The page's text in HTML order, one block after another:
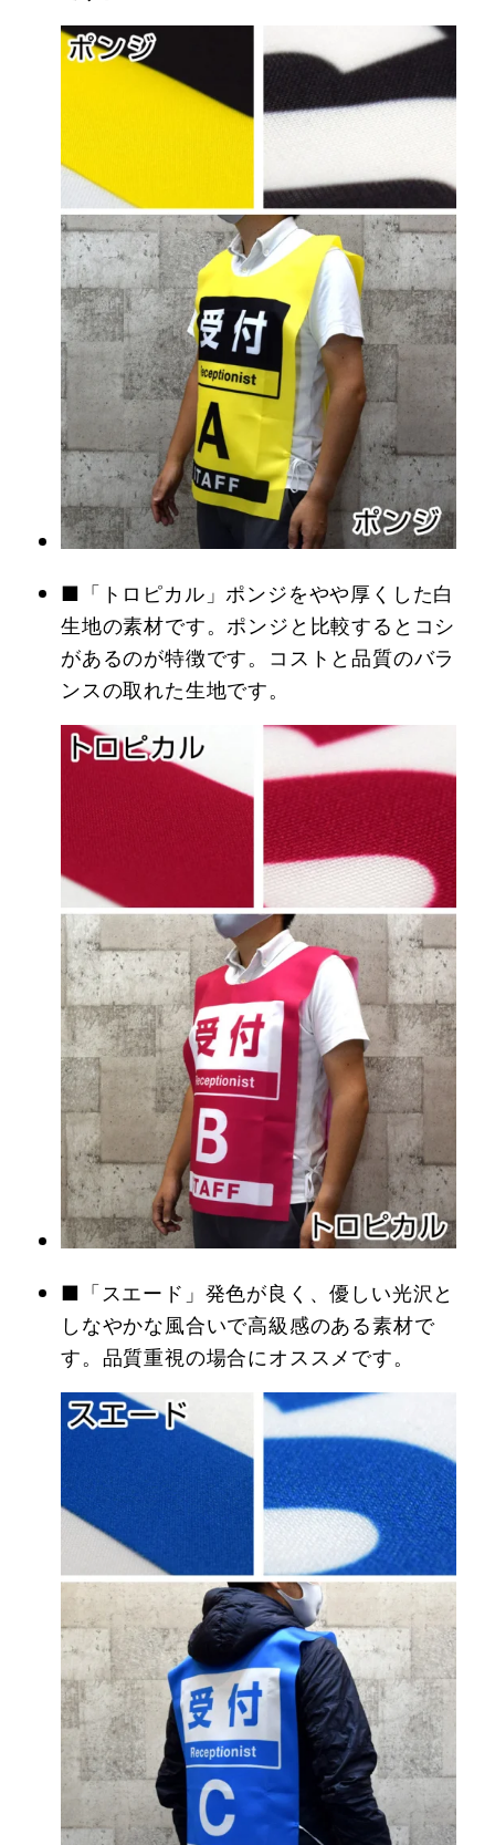
■「トロピカル」ポンジをやや厚くした白
生地の素材です。ポンジと比較するとコシ
があるのが特徴です。コストと品質のバラ
ンスの取れた生地です。
■「スエード」発色が良く、優しい光沢と
しなやかな風合いで高級感のある素材で
す。品質重視の場合にオススメです。